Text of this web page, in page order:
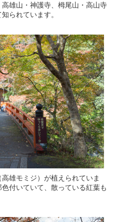
雄山・神護寺、栂尾山・高山寺
られています。
雄モミジ）が植えられていま
付いていて、散っている紅葉も